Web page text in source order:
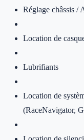
Réglage châssis /
Location de
Lubrifiants
Location de
(RaceNavigator,